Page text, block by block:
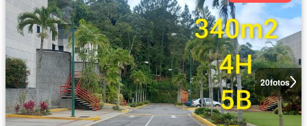
20fotos